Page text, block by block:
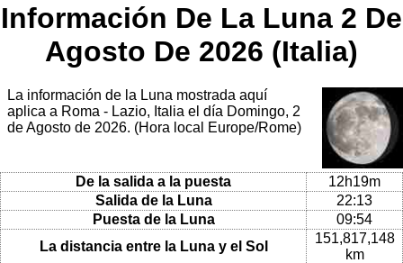
Información De La Luna 2 De
Agosto De 2026 (Italia)
La información de la Luna mostrada aquí
aplica a Roma - Lazio, Italia el día Domingo, 2
de Agosto de 2026. (Hora local Europe/Rome)
De la salida a la puesta
12h19m
Salida de la Luna
22:13
Puesta de la Luna
09:54
La distancia entre la Luna y el Sol
151,817,148
km